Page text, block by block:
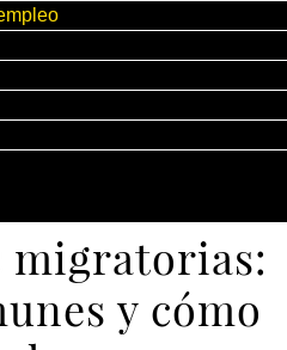
migratorias:
y cómo